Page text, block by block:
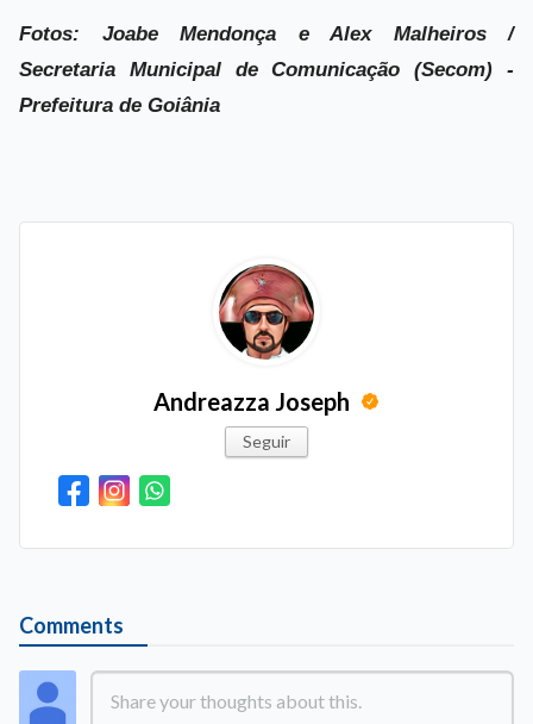
Fotos: Joabe Mendonça e Alex Malheiros /
Secretaria Municipal de Comunicação (Secom) -
Prefeitura de Goiânia
Andreazza Joseph
Seguir
Comments